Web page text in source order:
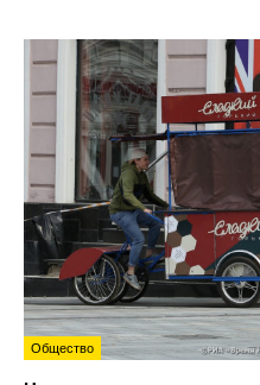
Общество